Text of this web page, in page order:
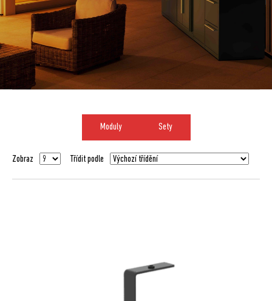
Moduly Sety
Zobraz Třídit podle